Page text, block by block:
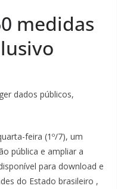
medidas
dados públicos,
feira (1º/7), um
pública e ampliar a
para download e
do Estado brasileiro ,